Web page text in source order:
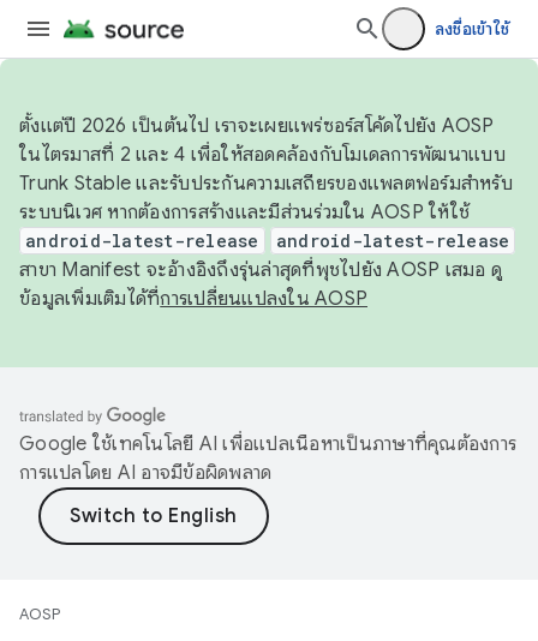
ลงชื่อเข้าใช้
ตั้งแต่ปี 2026 เป็นต้นไป เราจะเผยแพร่ซอร์สโค้ดไปยัง AOSP
ในไตรมาสที่ 2 และ 4 เพื่อให้สอดคล้องกับโมเดลการพัฒนาแบบ
Trunk Stable และรับประกันความเสถียรของแพลตฟอร์มสำหรับ
ระบบนิเวศ หากต้องการสร้างและมีส่วนร่วมใน AOSP ให้ใช้
android-latest-release android-latest-release
สาขา Manifest จะอ้างอิงถึงรุ่นล่าสุดที่พุชไปยัง AOSP เสมอ ดู
ข้อมูลเพิ่มเติมได้ที่การเปลี่ยนแปลงใน AOSP
Google ใช้เทคโนโลยี AI เพื่อแปลเนื้อหาเป็นภาษาที่คุณต้องการ
การแปลโดย AI อาจมีข้อผิดพลาด
AOSP